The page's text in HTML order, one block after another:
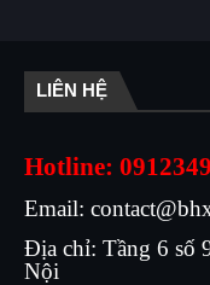
LIÊN HỆ
Hotline:
Email:
Địa chỉ: Tầng 6 số
Nội